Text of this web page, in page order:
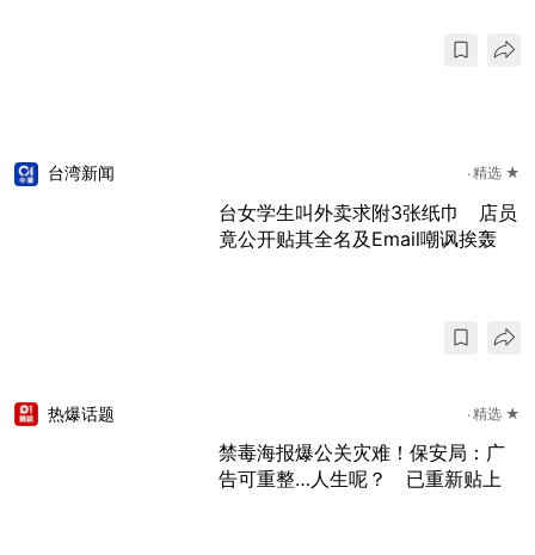
台湾新闻 精选 ★
台女学生叫外卖求附3张纸巾 店员
竟公开贴其全名及Email嘲讽挨轰
热爆话题 精选 ★
禁毒海报爆公关灾难！保安局：广
告可重整…人生呢？ 已重新贴上